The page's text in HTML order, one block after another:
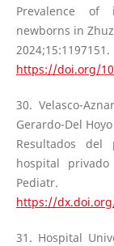
Prevalence of
newborns in
https://doi.org/
30. Velasco-
Gerardo-Del
Resultados
hospital
Pediatr.
https://
31. Hospital